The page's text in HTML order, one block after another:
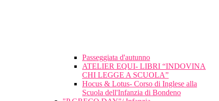
Passeggiata d'autunno
ATELIER EQUI- LIBRI “INDOVINA
CHI LEGGE A SCUOLA”
Hocus & Lotus- Corso di Inglese alla
Scuola dell'Infanzia di Bondeno